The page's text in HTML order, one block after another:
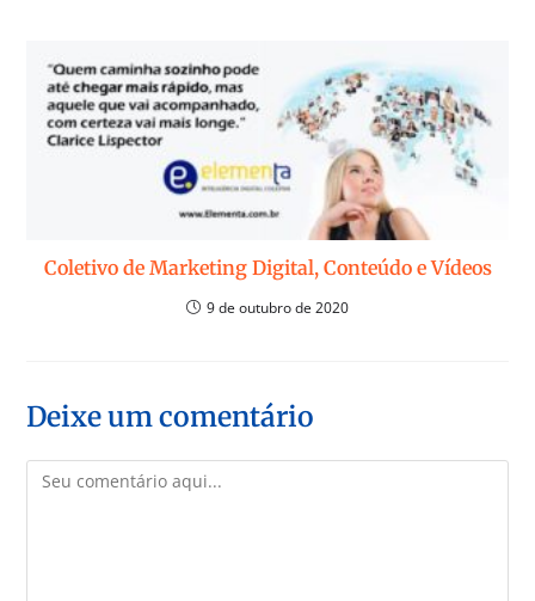
Coletivo de Marketing Digital, Conteúdo e Vídeos
9 de outubro de 2020
Deixe um comentário